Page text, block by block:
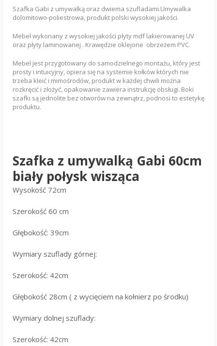
Szafka Gabi z umywalką oraz dwiema szufladami.Umywalka
dolomitowo-poliestrowa, produkt polski wysokiej jakości.
Mebel wykonany z wysokiej jakości płyty mdf lakierowanej UV
oraz płyty laminowanej . Krawędzie oklejone obrzeżem PVC.
Mebel jest przygotowany do samodzielnego montażu, który jest
prosty i intuicyjny, opiera się na systemie kołków których nie
trzeba kleić i mimośrodów, produkt w każdej chwili można
rozkręcić i złożyć, opakowanie zawiera instrukcję obsługi. Boki
szafki są jednolite bez otworów na zewnątrz, podnosi to estetykę
produktu.
Szafka z umywalką Gabi 60cm
biały połysk wisząca
Wysokość 72cm
Szerokość 60 cm
Głębokość: 39cm
Wymiary szuflady górnej:
Szerokość: 42cm
Głębokość 28cm ( z wycięciem na kołnierz po środku)
Wymiary dolnej szuflady:
Szerokość: 42cm